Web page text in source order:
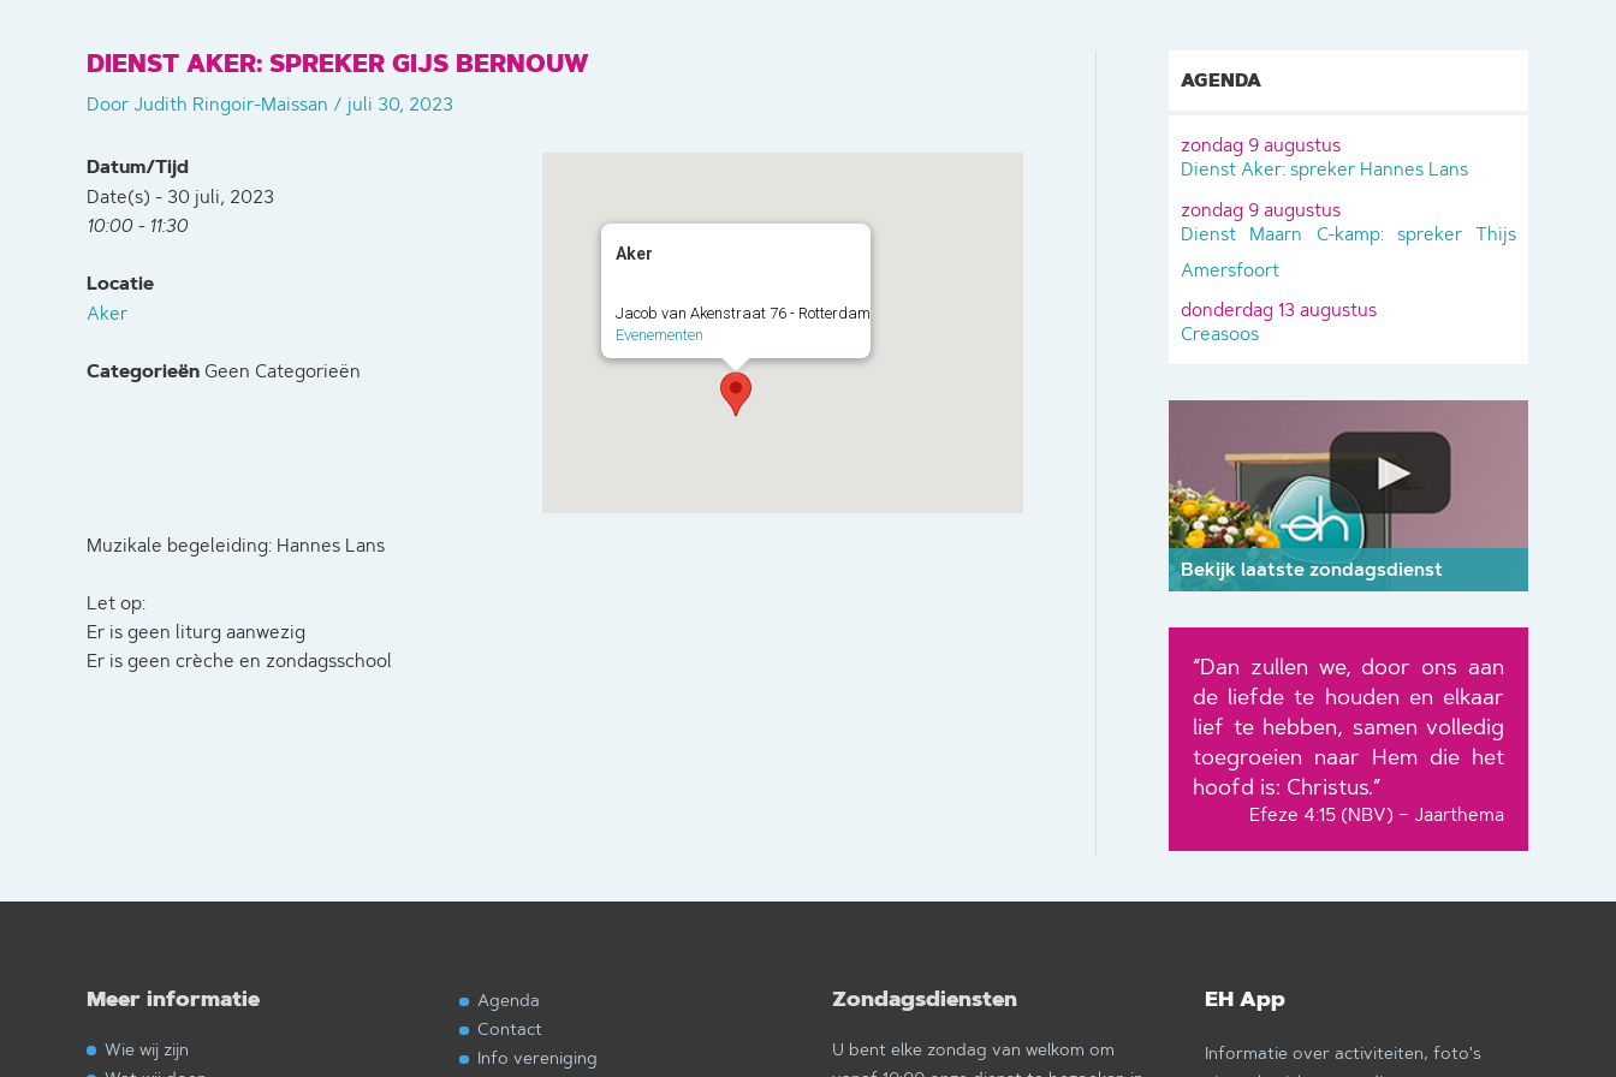
DIENST AKER: SPREKER GIJS BERNOUW
Door Judith Ringoir-Maissan / juli 30, 2023
Aker
Jacob van Akenstraat 76 - Rotterdam
Evenementen
Datum/Tijd
Date(s) - 30 juli, 2023
10:00 - 11:30
Locatie
Aker
Categorieën Geen Categorieën
Muzikale begeleiding: Hannes Lans
Let op:
Er is geen liturg aanwezig
Er is geen crèche en zondagsschool
AGENDA
zondag 9 augustus
Dienst Aker: spreker Hannes Lans
zondag 9 augustus
Dienst Maarn C-kamp: spreker Thijs
Amersfoort
donderdag 13 augustus
Creasoos
Bekijk laatste zondagsdienst
“Dan zullen we, door ons aan
de liefde te houden en elkaar
lief te hebben, samen volledig
toegroeien naar Hem die het
hoofd is: Christus.”
Efeze 4:15 (NBV) – Jaarthema
Meer informatie
Wie wij zijn
Agenda
Contact
Info vereniging
Zondagsdiensten
U bent elke zondag van welkom om
EH App
Informatie over activiteiten, foto's